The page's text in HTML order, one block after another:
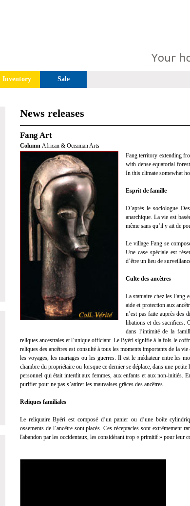
Inventory Sale
News releases
Fang Art
Column African & Oceanian Arts
Fang territory extending
with dense equatorial
In this climate somewhat
Esprit de famille
D’après le sociologue
anarchique. La vie est
même sans qu’il y ait de
Le village Fang se
Une case spéciale est
d’être un lieu de
Culte des ancètres
La statuaire chez les Fang
aide et protection aux
n’est pas faite auprès des
libations et des sacrifices.
dans l’intimité de la
reliques ancestrales et l’unique officiant. Le Byéri signifie à la fois le
reliques des ancêtres est consulté à tous les moments importants de la
les voyages, les mariages ou les guerres. Il est le médiateur entre les
chambre du propriétaire ou lorsque ce dernier se déplace, dans une
personnel qui était interdit aux femmes, aux enfants et aux non-initiés.
purifier pour ne pas s’attirer les mauvaises grâces des ancêtres.
Reliques familiales
Le reliquaire Byéri est composé d’un panier ou d’une boîte
ossements de l’ancêtre sont placés. Ces réceptacles sont extrêmement
l'abandon par les occidentaux, les considérant trop « primitif » pour leur